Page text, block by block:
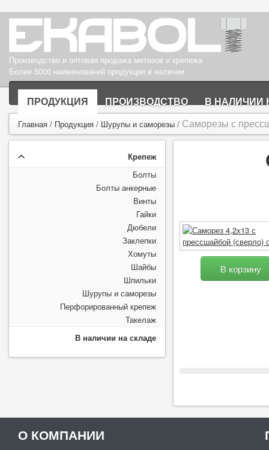
Производство и оптовая продажа метизов и крепежа
Более 5000 наименований продукции в наличии
ПРОДУКЦИЯ ПРОИЗВОДСТВО В НАЛИЧИИ
Главная / Продукция / Шурупы и саморезы / Саморезы с
Крепеж
Болты
Болты анкерные
Винты
Гайки
Дюбели
Заклепки
Хомуты
Шайбы
Шпильки
Шурупы и саморезы
Перфорированный крепеж
Такелаж
В наличии на складе
В корзину
О КОМПАНИИ